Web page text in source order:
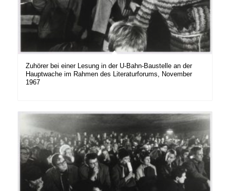
Zuhörer bei einer Lesung in der U-Bahn-Baustelle an der
Hauptwache im Rahmen des Literaturforums, November
1967